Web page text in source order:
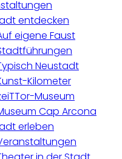
entdecken
eigene Faust
Neustadt
Kilometer
Museum
Cap Arcona
erleben